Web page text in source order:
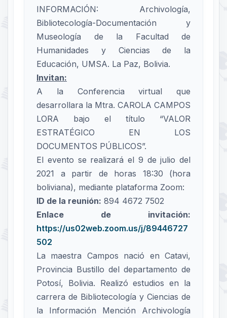
INFORMACIÓN: Archivología,
Bibliotecología-Documentación y
Museología de la Facultad de
Humanidades y Ciencias de la
Educación, UMSA. La Paz, Bolivia.
Invitan:
A la Conferencia virtual que
desarrollara la Mtra. CAROLA CAMPOS
LORA bajo el título “VALOR
ESTRATÉGICO EN LOS
DOCUMENTOS PÚBLICOS”.
El evento se realizará el 9 de julio del
2021 a partir de horas 18:30 (hora
boliviana), mediante plataforma Zoom:
ID de la reunión: 894 4672 7502
Enlace de invitación:
https://us02web.zoom.us/j/89446727
502
La maestra Campos nació en Catavi,
Provincia Bustillo del departamento de
Potosí, Bolivia. Realizó estudios en la
carrera de Bibliotecología y Ciencias de
la Información Mención Archivología